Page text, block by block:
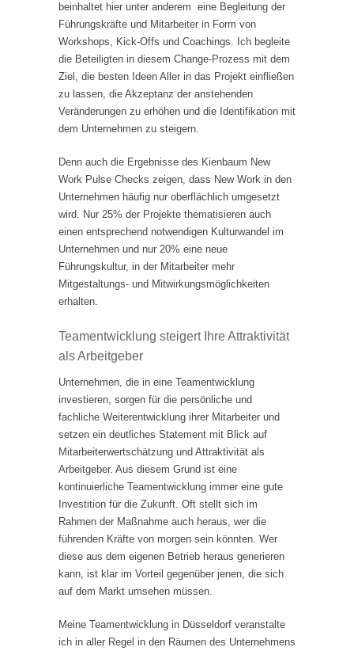
beinhaltet hier unter anderem eine Begleitung der
Führungskräfte und Mitarbeiter in Form von
Workshops, Kick-Offs und Coachings. Ich begleite
die Beteiligten in diesem Change-Prozess mit dem
Ziel, die besten Ideen Aller in das Projekt einfließen
zu lassen, die Akzeptanz der anstehenden
Veränderungen zu erhöhen und die Identifikation mit
dem Unternehmen zu steigern.
Denn auch die Ergebnisse des Kienbaum New
Work Pulse Checks zeigen, dass New Work in den
Unternehmen häufig nur oberflächlich umgesetzt
wird. Nur 25% der Projekte thematisieren auch
einen entsprechend notwendigen Kulturwandel im
Unternehmen und nur 20% eine neue
Führungskultur, in der Mitarbeiter mehr
Mitgestaltungs- und Mitwirkungsmöglichkeiten
erhalten.
Teamentwicklung steigert Ihre Attraktivität
als Arbeitgeber
Unternehmen, die in eine Teamentwicklung
investieren, sorgen für die persönliche und
fachliche Weiterentwicklung ihrer Mitarbeiter und
setzen ein deutliches Statement mit Blick auf
Mitarbeiterwertschätzung und Attraktivität als
Arbeitgeber. Aus diesem Grund ist eine
kontinuierliche Teamentwicklung immer eine gute
Investition für die Zukunft. Oft stellt sich im
Rahmen der Maßnahme auch heraus, wer die
führenden Kräfte von morgen sein könnten. Wer
diese aus dem eigenen Betrieb heraus generieren
kann, ist klar im Vorteil gegenüber jenen, die sich
auf dem Markt umsehen müssen.
Meine Teamentwicklung in Düsseldorf veranstalte
ich in aller Regel in den Räumen des Unternehmens